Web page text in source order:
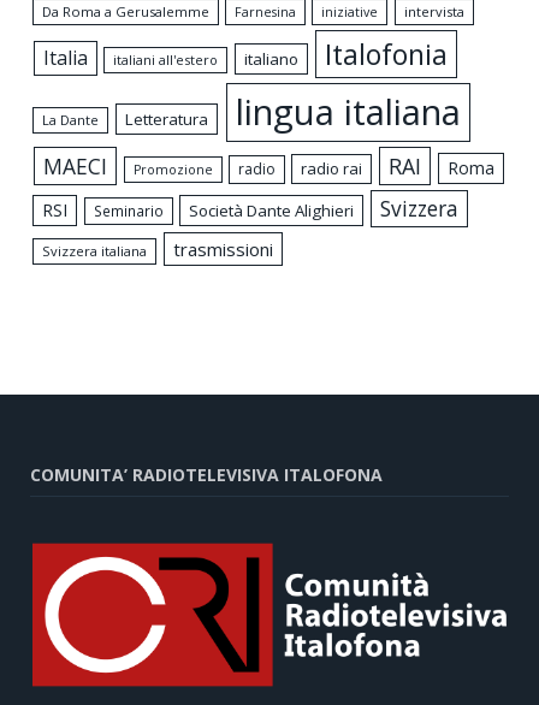
Da Roma a Gerusalemme
Farnesina iniziative intervista
Italia italiani all'estero italiano Italofonia
La Dante Letteratura lingua italiana
MAECI Promozione radio radio rai RAI
Roma
RSI
Seminario Società Dante Alighieri Svizzera
Svizzera italiana trasmissioni
COMUNITA’ RADIOTELEVISIVA ITALOFONA